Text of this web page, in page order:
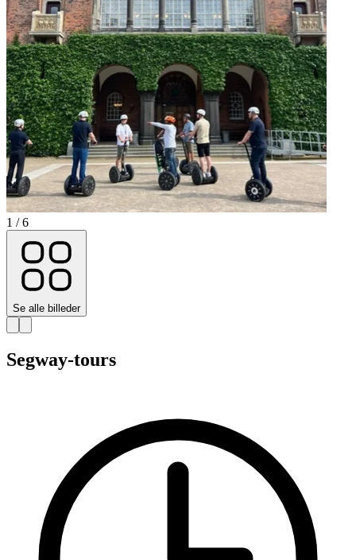
1 / 6
Se alle billeder
Segway-tours